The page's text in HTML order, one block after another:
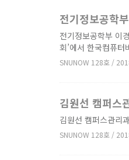
전기정보공학
전기정보공학부 이
회’에서 한국컴퓨
SNUNOW 128호 /
김원선 캠퍼스
김원선 캠퍼스관리
SNUNOW 128호 /